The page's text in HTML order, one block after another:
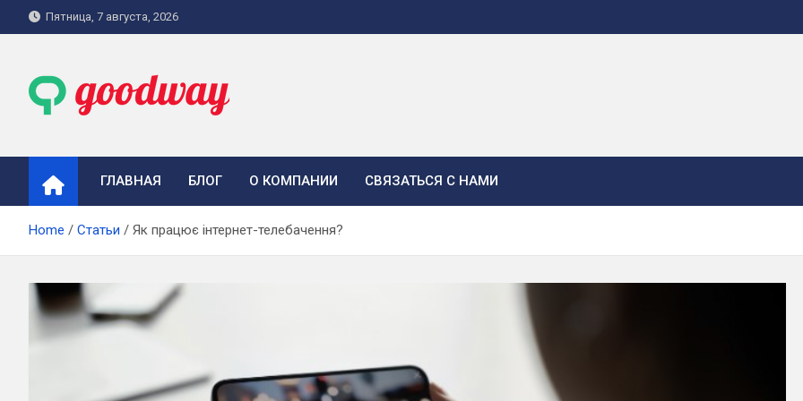
to
Пятница, 7 августа, 2026
goodway.com.ua
ГЛАВНАЯ БЛОГ О КОМПАНИИ СВЯЗАТЬСЯ С НАМИ
Home Статьи Як працює інтернет-телебачення?